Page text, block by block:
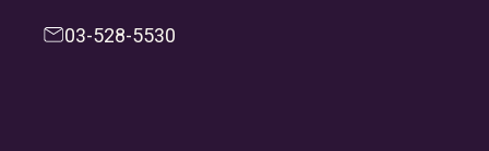
03-528-5530